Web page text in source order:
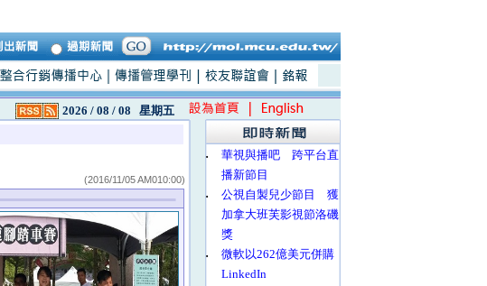
2026 / 08 / 08 星期五
(2016/11/05 AM010:00)
‧
華視與播吧 跨平台直
播新節目
‧
公視自製兒少節目 獲
加拿大班芙影視節洛磯
獎
‧
微軟以262億美元併購
LinkedIn